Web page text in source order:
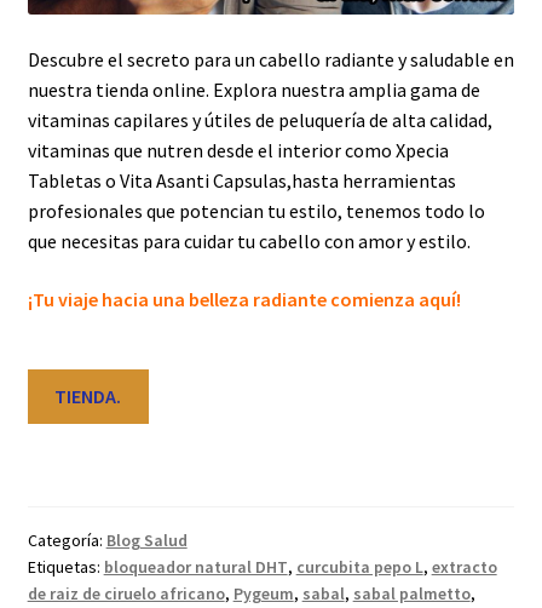
Advertencia
Carrito de compras
Finalizar Compra
Mi cuenta
Descubre el secreto para un cabello radiante y saludable en
nuestra tienda online. Explora nuestra amplia gama de
vitaminas capilares y útiles de peluquería de alta calidad,
vitaminas que nutren desde el interior como Xpecia
Tabletas o Vita Asanti Capsulas,hasta herramientas
profesionales que potencian tu estilo, tenemos todo lo
que necesitas para cuidar tu cabello con amor y estilo.
¡Tu viaje hacia una belleza radiante comienza aquí!
TIENDA.
Categoría: Blog Salud
Etiquetas: bloqueador natural DHT, curcubita pepo L, extracto
de raiz de ciruelo africano, Pygeum, sabal, sabal palmetto,